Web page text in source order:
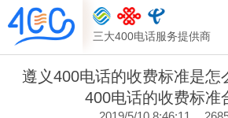
三大400电话服务提供商
遵义400电话的收费标准是怎
400电话的收费标准